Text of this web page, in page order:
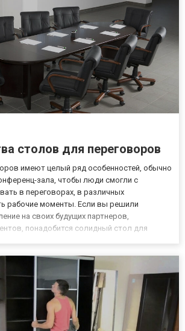
столов для переговоров
имеют целый ряд особенностей, обычно
зала, чтобы люди смогли с
в переговорах, в различных
рабочие моменты. Если вы решили
на своих будущих партнеров,
понадобится солидный стол для